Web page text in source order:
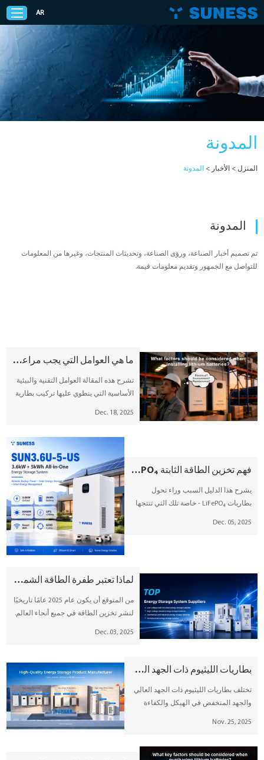
Privacy Policy
المنتجات
AR
المدونة
المنزل > الأخبار > المدونة
المدونة
تم تصميم أخبار الصناعة، ورؤى الصناعة، وتحديثات المنتجات، وغيرها من المعلومات
للتواصل مع الجمهور وتقديم معلومات قيمة.
ما هي العوامل التي يجب مراعاتها عند تركيب بطاريات الليثيوم؟
تشرح هذه المقالة العوامل التقنية والبيئية
الأساسية التي ينطوي عليها تركيب بطارية
الصيانة لدعم عملية تخزين الطاقة الآمنة
والموثوقة.
Dec. 18, 2025
فهم تخزين الطاقة الثابتة LiFePO₄: دليل شامل من SUNESS
يشرح هذا الدليل السبب وراء تحول
بطاريات LiFePO₄ - خاصة تلك التي تنتجها
Dec. 05, 2025
لماذا تعتبر طفرة الطاقة الشمسية والتخزين في عام 2025 أمرًا مهمًا - وما الذي تقدمه شركة SUNESS إلى الطاولة
من المتوقع أن يكون عام 2025 عامًا تاريخيًا
لنشر تخزين الطاقة في جميع أنحاء العالم.
الساعة منذ بداية العام حتى الآن، ومن
المقرر تشغيل أكثر من 150 جيجاوات في
الساعة بحلول نهاية العام.
Dec. 03, 2025
بطاريات الليثيوم ذات الجهد العالي مقابل الجهد المنخفض: كيفية اختيار نظام تخزين الطاقة المناسب؟
تختلف بطاريات الليثيوم ذات الجهد العالي
والجهد المنخفض في الهيكل والكفاءة
تعرف على كيفية اختيار النظام المناسب
Nov. 25, 2025